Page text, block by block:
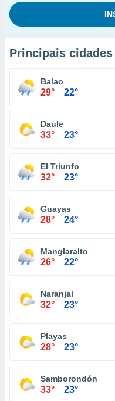
Principais cidades
Balao
29° 22°
Daule
33° 23°
El Triunfo
32° 23°
Guayas
28° 24°
Manglaralto
26° 22°
Naranjal
32° 23°
Playas
28° 23°
Samborondón
33° 23°